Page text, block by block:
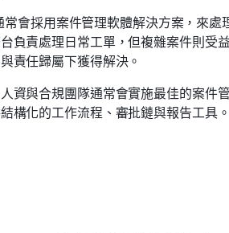
常會採用案件管理軟體解決方案，來處
負責處理日常工單，但複雜案件則受
責任歸屬下獲得解決。
資與合規團隊通常會實施最佳的案件
構化的工作流程、審批鏈與報告工具